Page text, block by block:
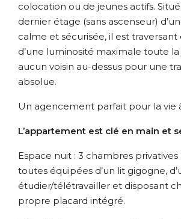
colocation ou de jeunes actifs.
dernier étage (sans ascenseur)
calme et sécurisée, il est
d’une luminosité maximale toute la
aucun voisin au-dessus pour une
absolue.
Un agencement parfait pour la vie
L’appartement est clé en main et
Espace nuit : 3 chambres
toutes équipées d’un lit gigogne,
étudier/télétravailler et disposant
propre placard intégré.